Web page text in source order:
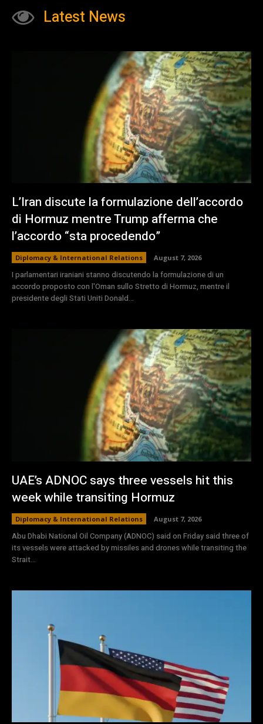
Latest News
L’Iran discute la formulazione dell’accordo
di Hormuz mentre Trump afferma che
l’accordo “sta procedendo”
Diplomacy & International Relations August 7, 2026
I parlamentari iraniani stanno discutendo la formulazione di un
accordo proposto con l'Oman sullo Stretto di Hormuz, mentre il
presidente degli Stati Uniti Donald...
UAE’s ADNOC says three vessels hit this
week while transiting Hormuz
Diplomacy & International Relations August 7, 2026
Abu Dhabi National Oil Company (ADNOC) said on Friday said three of
its vessels were attacked by missiles and drones while transiting the
Strait...